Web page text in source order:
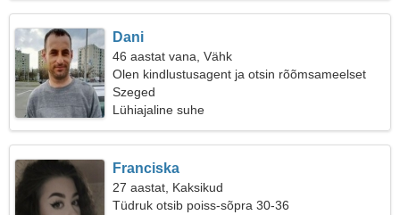
Dani
46 aastat vana, Vähk
Olen kindlustusagent ja otsin rõõmsameelset
naist
Szeged
Lühiajaline suhe
Franciska
27 aastat, Kaksikud
Tüdruk otsib poiss-sõpra 30-36